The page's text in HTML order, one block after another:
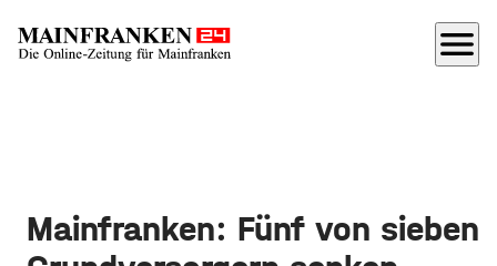
menu
Mainfranken: Fünf von sieben